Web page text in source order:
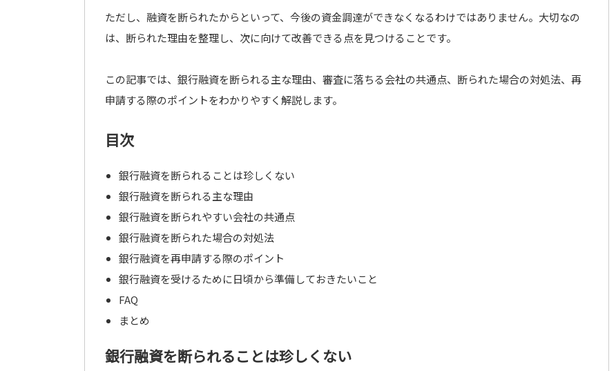
ただし、融資を断られたからといって、今後の資金調達ができなくなるわけではありません。大切なの
は、断られた理由を整理し、次に向けて改善できる点を見つけることです。
この記事では、銀行融資を断られる主な理由、審査に落ちる会社の共通点、断られた場合の対処法、再
申請する際のポイントをわかりやすく解説します。
目次
銀行融資を断られることは珍しくない
銀行融資を断られる主な理由
銀行融資を断られやすい会社の共通点
銀行融資を断られた場合の対処法
銀行融資を再申請する際のポイント
銀行融資を受けるために日頃から準備しておきたいこと
FAQ
まとめ
銀行融資を断られることは珍しくない